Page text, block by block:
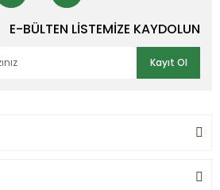
E-BÜLTEN LİSTEMİZE KAYDOLUN
Kayıt Ol